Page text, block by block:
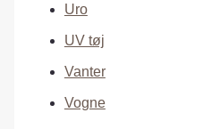
Uro
UV tøj
Vanter
Vogne